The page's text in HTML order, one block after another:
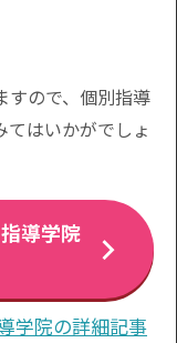
すので、個別指導
はいかがでしょ
導学院
学院の詳細記事